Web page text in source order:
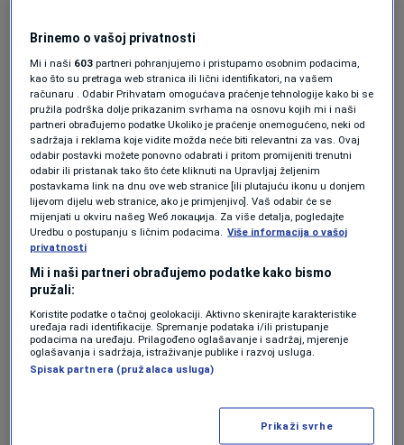
ALBANIJA
BIZNIS
Kompanije u BiH među najvećim
zagovornicima ukidanja trgovinskih
barijera na Balkanu
Forbes BiH
LIFESTYLE
Noćenje u hotelu za 24 eura, pizza za
turistički hit
AKTUELNOSTI
Izmjereno: Balkanska država
"smanjila" se za više od 400 hiljada
Brinemo o vašoj privatnosti
Mi i naši 603 partneri pohranjujemo i pristupamo osobnim podacima,
kao što su pretraga web stranica ili lični identifikatori, na vašem
računaru . Odabir Prihvatam omogućava praćenje tehnologije kako bi se
pružila podrška dolje prikazanim svrhama na osnovu kojih mi i naši
partneri obrađujemo podatke Ukoliko je praćenje onemogućeno, neki od
sadržaja i reklama koje vidite možda neće biti relevantni za vas. Ovaj
odabir postavki možete ponovno odabrati i pritom promijeniti trenutni
odabir ili pristanak tako što ćete kliknuti na Upravljaj željenim
postavkama link na dnu ove web stranice [ili plutajuću ikonu u donjem
lijevom dijelu web stranice, ako je primjenjivo]. Vaš odabir će se
mijenjati u okviru našeg Wеб локација. Za više detalja, pogledajte
Uredbu o postupanju s ličnim podacima. Više informacija o vašoj
privatnosti
Mi i naši partneri obrađujemo podatke kako bismo
pružali:
Koristite podatke o tačnoj geolokaciji. Aktivno skenirajte karakteristike
uređaja radi identifikacije. Spremanje podataka i/ili pristupanje
podacima na uređaju. Prilagođeno oglašavanje i sadržaj, mjerenje
oglašavanja i sadržaja, istraživanje publike i razvoj usluga.
Spisak partnera (pružalaca usluga)
Prikaži svrhe